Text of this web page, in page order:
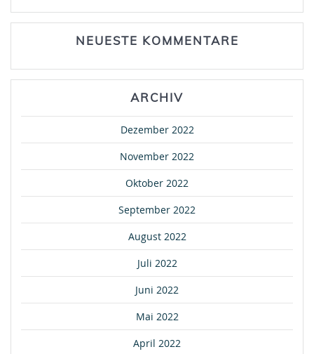
NEUESTE KOMMENTARE
ARCHIV
Dezember 2022
November 2022
Oktober 2022
September 2022
August 2022
Juli 2022
Juni 2022
Mai 2022
April 2022